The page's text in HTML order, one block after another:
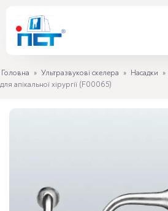
Головна » Ультразвукові скелера » Насадки »
для апікальної хірургії (F00065)